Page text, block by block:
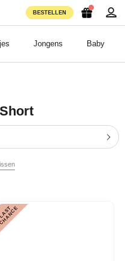
BESTELLEN
Jongens Baby